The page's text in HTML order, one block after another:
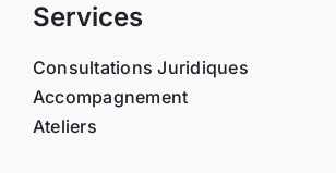
Services
Consultations Juridiques
Accompagnement
Ateliers